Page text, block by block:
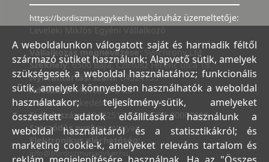
https://bordiszmunagyker.hu webáruház üzemeltetője:
Leveleki Miklós Egyéni Vállalkozó
Vállalkozás megnevezése: Synchrony LM
Székhely:6500 Baja, Czirfusz Ferenc utca 18.
Nyilvántartási szám:04524155
Adószám:44018371-2-23
Bank:Kereskedelmi és Hitelbank
Számlaszám:10402513-25154254-00000000
Szerződés nyelve:magyar
Elektronikus elérhetőség:
info@bordiszmunagyker.hu
A weboldalunkon válogatott saját és harmadik féltől
származó sütiket használunk: Alapvető sütik, amelyek
szükségesek a weboldal használatához; funkcionális
sütik, amelyek könnyebben használhatók a weboldal
használatakor; teljesítmény-sütik, amelyeket
összesített adatok előállítására használunk a
weboldal használatáról és a statisztikákról; és
marketing cookie-k, amelyeket releváns tartalom és